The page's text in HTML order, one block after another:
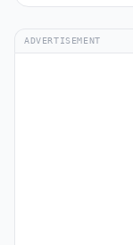
ADVERTISEMENT